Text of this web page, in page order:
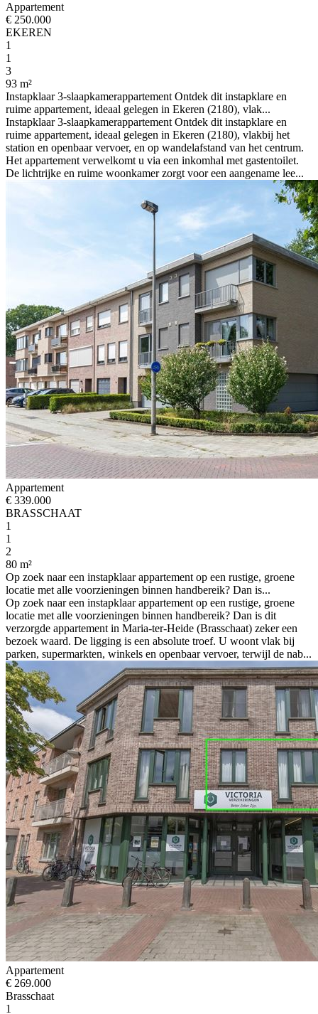
Appartement
€ 250.000
EKEREN
1
1
3
93 m²
Instapklaar 3-slaapkamerappartement Ontdek dit instapklare en
ruime appartement, ideaal gelegen in Ekeren (2180), vlak...
Instapklaar 3-slaapkamerappartement Ontdek dit instapklare en
ruime appartement, ideaal gelegen in Ekeren (2180), vlakbij het
station en openbaar vervoer, en op wandelafstand van het centrum.
Het appartement verwelkomt u via een inkomhal met gastentoilet.
De lichtrijke en ruime woonkamer zorgt voor een aangename lee...
Appartement
€ 339.000
BRASSCHAAT
1
1
2
80 m²
Op zoek naar een instapklaar appartement op een rustige, groene
locatie met alle voorzieningen binnen handbereik? Dan is...
Op zoek naar een instapklaar appartement op een rustige, groene
locatie met alle voorzieningen binnen handbereik? Dan is dit
verzorgde appartement in Maria-ter-Heide (Brasschaat) zeker een
bezoek waard. De ligging is een absolute troef. U woont vlak bij
parken, supermarkten, winkels en openbaar vervoer, terwijl de nab...
Appartement
€ 269.000
Brasschaat
1